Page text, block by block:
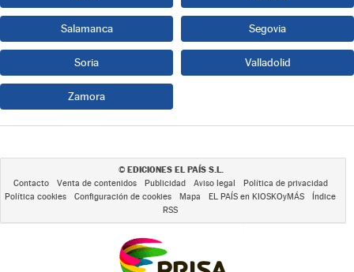
Salamanca Segovia
Soria Valladolid
Zamora
© EDICIONES EL PAÍS S.L.
Contacto Venta de contenidos Publicidad Aviso legal
Política de privacidad
Política cookies
Configuración de cookies Mapa EL PAÍS en KIOSKOyMÁS
Índice
RSS